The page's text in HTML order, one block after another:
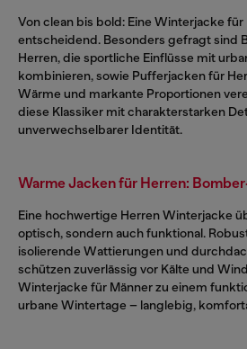
Von clean bis bold: Eine Winterjacke
entscheidend. Besonders gefragt sind
Herren, die sportliche Einflüsse mit
kombinieren, sowie Pufferjacken für
Wärme und markante Proportionen
diese Klassiker mit charakterstarken
unverwechselbarer Identität.
Warme Jacken für Herren:
Eine hochwertige Herren Winterjacke
optisch, sondern auch funktional.
isolierende Wattierungen und
schützen zuverlässig vor Kälte und
Winterjacke für Männer zu einem
urbane Wintertage – langlebig,